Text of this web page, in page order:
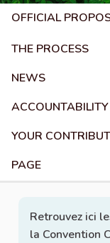
OFFICIAL
THE PROCESS
NEWS
ACCOUNTABILITY
YOUR
PAGE
Retrouvez ici
la Convention